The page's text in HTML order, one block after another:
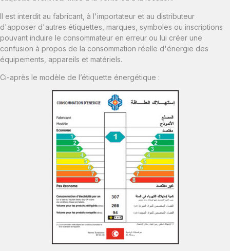
Il est interdit au fabricant, à l'importateur et au distributeur
d'apposer d'autres étiquettes, marques, symboles ou inscriptions
pouvant induire le consommateur en erreur ou lui créer une
confusion à propos de la consommation réelle d'énergie des
équipements, appareils et matériels.
Ci-après le modèle de l’étiquette énergétique :